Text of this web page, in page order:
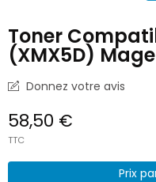
Toner
(XMX5D)
Donnez votre avis
58,50 €
TTC
Prix